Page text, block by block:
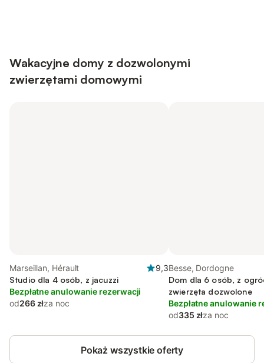
Wakacyjne domy z dozwolonymi
zwierzętami domowymi
Marseillan, Hérault
9,3
Studio dla 4 osób, z jacuzzi
Bezpłatne anulowanie rezerwacji
od266 złza noc
Besse, Dordogne
Dom dla 6 osób, z
zwierzęta dozwolone
Bezpłatne anulowanie
od335 złza noc
Pokaż wszystkie oferty